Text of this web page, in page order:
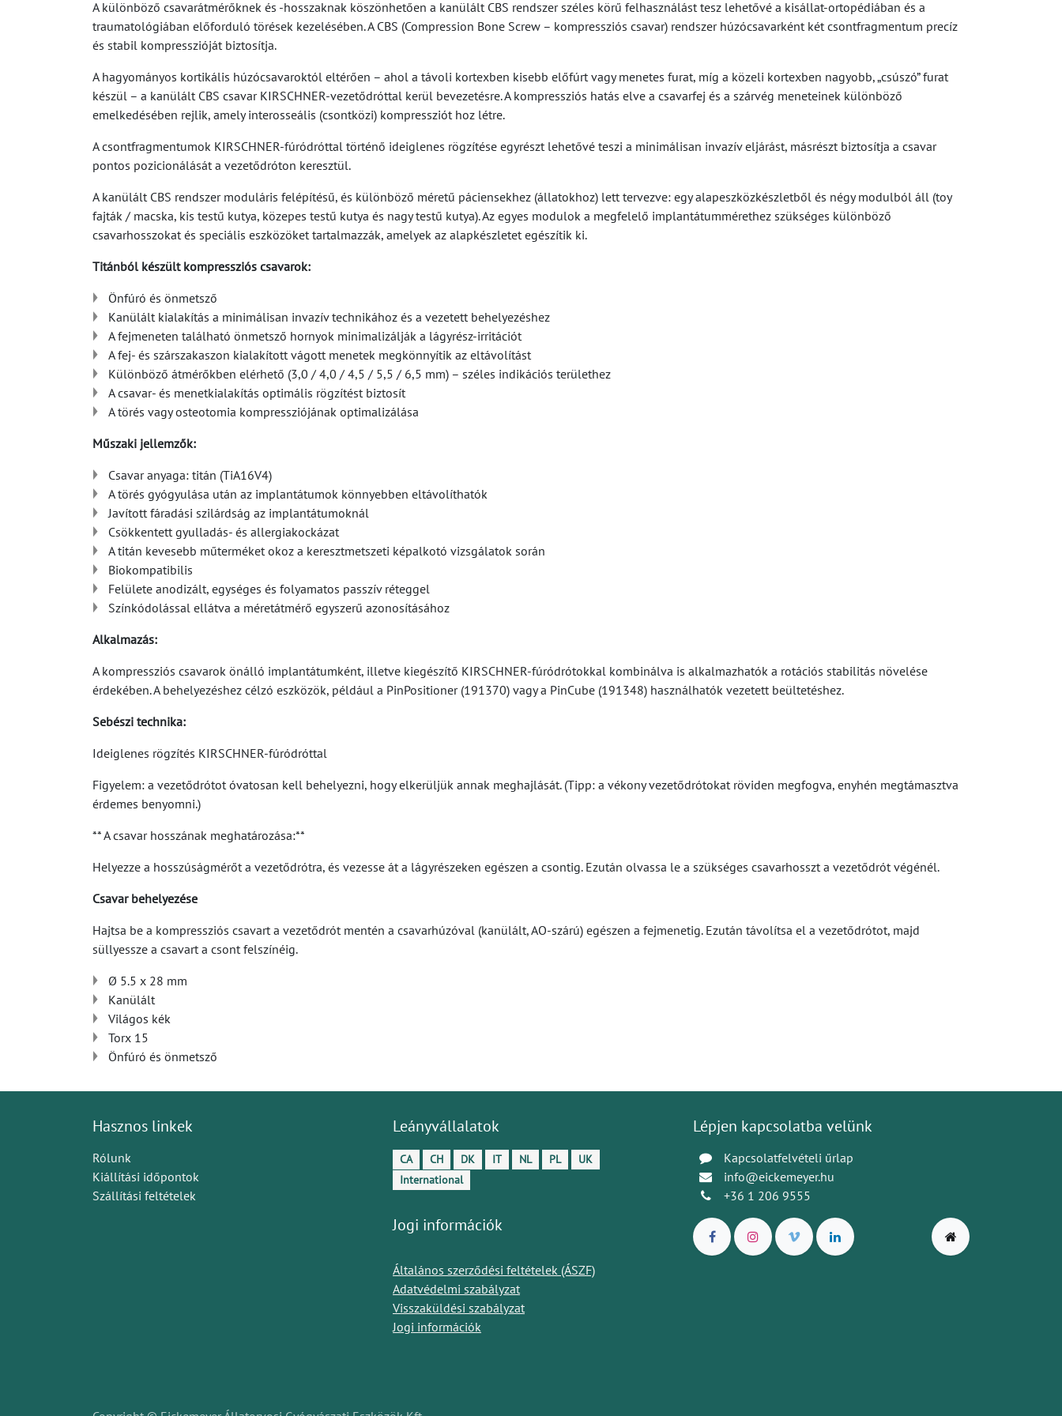
A különböző csavarátmérőknek és -hosszaknak köszönhetően a kanülált CBS rendszer széles körű felhasználást tesz lehetővé a kisállat-ortopédiában és a
traumatológiában előforduló törések kezelésében. A CBS (Compression Bone Screw – kompressziós csavar) rendszer húzócsavarként két csontfragmentum precíz
és stabil kompresszióját biztosítja.
A hagyományos kortikális húzócsavaroktól eltérően – ahol a távoli kortexben kisebb előfúrt vagy menetes furat, míg a közeli kortexben nagyobb, „csúszó” furat
készül – a kanülált CBS csavar KIRSCHNER-vezetődróttal kerül bevezetésre. A kompressziós hatás elve a csavarfej és a szárvég meneteinek különböző
emelkedésében rejlik, amely interosseális (csontközi) kompressziót hoz létre.
A csontfragmentumok KIRSCHNER-fúródróttal történő ideiglenes rögzítése egyrészt lehetővé teszi a minimálisan invazív eljárást, másrészt biztosítja a csavar
pontos pozicionálását a vezetődróton keresztül.
A kanülált CBS rendszer moduláris felépítésű, és különböző méretű páciensekhez (állatokhoz) lett tervezve: egy alapeszközkészletből és négy modulból áll (toy
fajták / macska, kis testű kutya, közepes testű kutya és nagy testű kutya). Az egyes modulok a megfelelő implantátummérethez szükséges különböző
csavarhosszokat és speciális eszközöket tartalmazzák, amelyek az alapkészletet egészítik ki.
Titánból készült kompressziós csavarok:
Önfúró és önmetsző
Kanülált kialakítás a minimálisan invazív technikához és a vezetett behelyezéshez
A fejmeneten található önmetsző hornyok minimalizálják a lágyrész-irritációt
A fej- és szárszakaszon kialakított vágott menetek megkönnyítik az eltávolítást
Különböző átmérőkben elérhető (3,0 / 4,0 / 4,5 / 5,5 / 6,5 mm) – széles indikációs területhez
A csavar- és menetkialakítás optimális rögzítést biztosít
A törés vagy osteotomia kompressziójának optimalizálása
Műszaki jellemzők:
Csavar anyaga: titán (TiA16V4)
A törés gyógyulása után az implantátumok könnyebben eltávolíthatók
Javított fáradási szilárdság az implantátumoknál
Csökkentett gyulladás- és allergiakockázat
A titán kevesebb műterméket okoz a keresztmetszeti képalkotó vizsgálatok során
Biokompatibilis
Felülete anodizált, egységes és folyamatos passzív réteggel
Színkódolással ellátva a méretátmérő egyszerű azonosításához
Alkalmazás:
A kompressziós csavarok önálló implantátumként, illetve kiegészítő KIRSCHNER-fúródrótokkal kombinálva is alkalmazhatók a rotációs stabilitás növelése
érdekében. A behelyezéshez célzó eszközök, például a PinPositioner (191370) vagy a PinCube (191348) használhatók vezetett beültetéshez.
Sebészi technika:
Ideiglenes rögzítés KIRSCHNER-fúródróttal
Figyelem: a vezetődrótot óvatosan kell behelyezni, hogy elkerüljük annak meghajlását. (Tipp: a vékony vezetődrótokat röviden megfogva, enyhén megtámasztva
érdemes benyomni.)
** A csavar hosszának meghatározása:**
Helyezze a hosszúságmérőt a vezetődrótra, és vezesse át a lágyrészeken egészen a csontig. Ezután olvassa le a szükséges csavarhosszt a vezetődrót végénél.
Csavar behelyezése
Hajtsa be a kompressziós csavart a vezetődrót mentén a csavarhúzóval (kanülált, AO-szárú) egészen a fejmenetig. Ezután távolítsa el a vezetődrótot, majd
süllyessze a csavart a csont felszínéig.
Ø 5.5 x 28 mm
Kanülált
Világos kék
Torx 15
Önfúró és önmetsző
Hasznos linkek
Rólunk
Kiállítási időpontok
Szállítási feltételek
Leányvállalatok
CA CH DK IT NL PL
UK
International
Jogi információk
Általános szerződési feltételek (ÁSZF)
Adatvédelmi szabályzat
Visszaküldési szabályzat
Jogi információk
Lépjen kapcsolatba velünk
Kapcsolatfelvételi űrlap
info@eickemeyer.hu
+36 1 206 9555